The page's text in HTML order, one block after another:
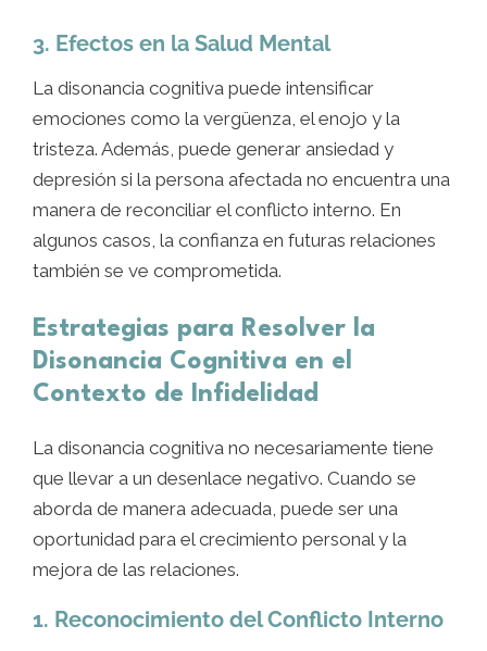
3. Efectos en la Salud Mental
La disonancia cognitiva puede intensificar
emociones como la vergüenza, el enojo y la
tristeza. Además, puede generar ansiedad y
depresión si la persona afectada no encuentra una
manera de reconciliar el conflicto interno. En
algunos casos, la confianza en futuras relaciones
también se ve comprometida.
Estrategias para Resolver la
Disonancia Cognitiva en el
Contexto de Infidelidad
La disonancia cognitiva no necesariamente tiene
que llevar a un desenlace negativo. Cuando se
aborda de manera adecuada, puede ser una
oportunidad para el crecimiento personal y la
mejora de las relaciones.
1. Reconocimiento del Conflicto Interno